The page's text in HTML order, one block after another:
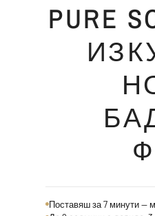
PURE
Поставяш за 7 минути —